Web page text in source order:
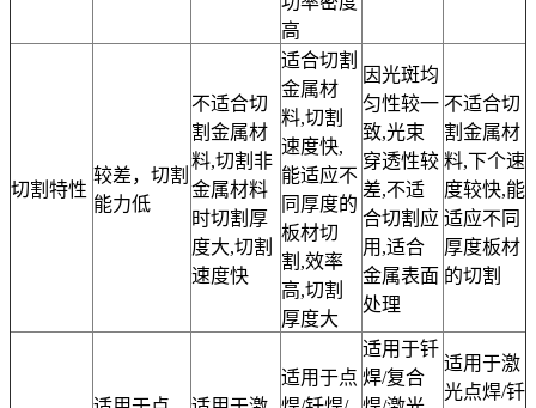
高
切割特性
较差，切割
能力低
不适合切
割金属材
料,切割非
金属材料
时切割厚
度大,切割
速度快
适合切割
金属材
料,切割
速度快,
能适应不
同厚度的
板材切
割,效率
高,切割
厚度大
因光斑均
匀性较一
致,光束
穿透性较
差,不适
合切割应
用,适合
金属表面
处理
不适合切
割金属材
料,下个速
度较快,能
适应不同
厚度板材
的切割
适用于点
适用于钎
焊/复合
适用于激
光点焊/钎